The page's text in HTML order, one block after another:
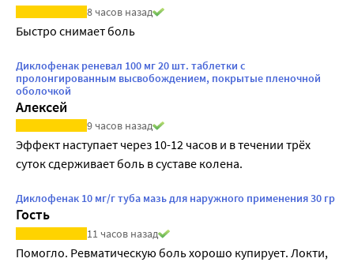
8 часов назад
Быстро снимает боль
Диклофенак реневал 100 мг 20 шт. таблетки с
пролонгированным высвобождением, покрытые пленочной
оболочкой
Алексей
9 часов назад
Эффект наступает через 10-12 часов и в течении трёх
суток сдерживает боль в суставе колена.
Диклофенак 10 мг/г туба мазь для наружного применения 30 гр
Гость
11 часов назад
Помогло. Ревматическую боль хорошо купирует. Локти,